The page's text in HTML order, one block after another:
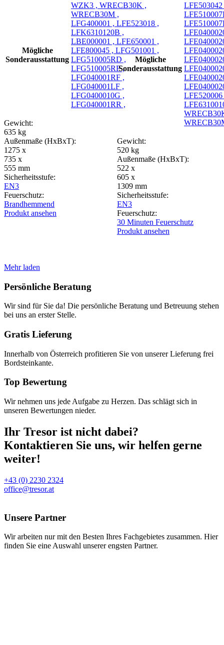
Mögliche
Sonderausstattung
WZK3 , WRECB30K ,
WRECB30M ,
LFG400001 , LFE523018 ,
LFK6310120B ,
LBE000001 , LFE650001 ,
LFE800045 , LFG501001 ,
LFG510005RD ,
LFG510005RF ,
LFG040001RF ,
LFG040001LF ,
LFG0400010G ,
LFG040001RR ,
Gewicht:
635 kg
Außenmaße (HxBxT):
1275 x
735 x
555 mm
Sicherheitsstufe:
EN3
Feuerschutz:
Brandhemmend
Produkt ansehen
Mögliche
Sonderausstattung
LFE503042
LFE520006
Gewicht:
520 kg
Außenmaße (HxBxT):
522 x
605 x
1309 mm
Sicherheitsstufe:
EN3
Feuerschutz:
30 Minuten Feuerschutz
Produkt ansehen
Mehr laden
Persönliche Beratung
Wir sind für Sie da! Die persönliche Beratung und Betreuung stehen
bei uns an erster Stelle.
Gratis Lieferung
Innerhalb von Österreich profitieren Sie von unserer Lieferung frei
Bordsteinkante.
Top Bewertung
Wir nehmen uns jede Aufgabe zu Herzen. Das schlägt sich in
unseren Bewertungen nieder.
Ihr Tresor ist nicht dabei?
Kontaktieren Sie uns, wir helfen gerne
weiter!
+43 (0) 2230 2324
office@tresor.at
Unsere Partner
Wir arbeiten nur mit den Besten Ihres Fachgebietes zusammen. Hier
finden Sie eine Auswahl unserer engsten Partner.